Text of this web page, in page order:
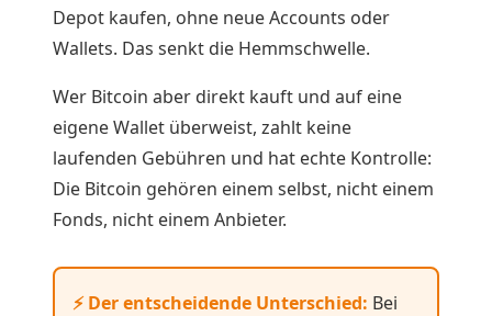
Depot kaufen, ohne neue Accounts oder
Wallets. Das senkt die Hemmschwelle.
Wer Bitcoin aber direkt kauft und auf eine
eigene Wallet überweist, zahlt keine
laufenden Gebühren und hat echte Kontrolle:
Die Bitcoin gehören einem selbst, nicht einem
Fonds, nicht einem Anbieter.
⚡ Der entscheidende Unterschied: Bei